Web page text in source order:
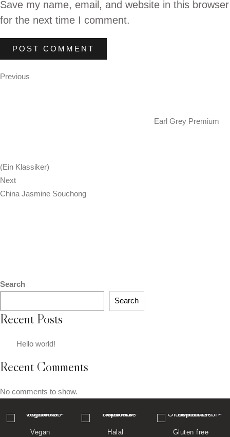
Save my name, email, and website in this browser
for the next time I comment.
Post
Previous
Previous
Earl Grey Premium
(Ein Klassiker)
Next
Post
Next
China Jasmine Souchong
Search
Search
Recent Posts
Hello world!
Recent Comments
No comments to show.
Halal
Gluten free
Nut free